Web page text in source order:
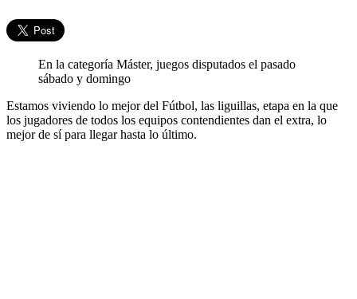
En la categoría Máster, juegos disputados el pasado
sábado y domingo
Estamos viviendo lo mejor del Fútbol, las liguillas, etapa en la que
los jugadores de todos los equipos contendientes dan el extra, lo
mejor de sí para llegar hasta lo último.